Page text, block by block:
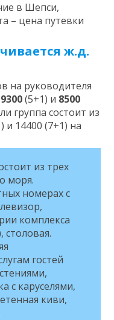
в Шепси,
– цена путевки
ж.д.
на руководителя
9300(5+1) и 8500
группа состоит из
и 14400 (7+1) на
из трех
моря.
номерах с
комплекса
столовая.
гостей
с каруселями,
киви,